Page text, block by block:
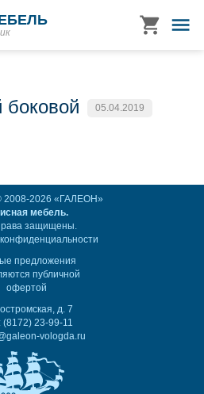
боковой 05.04.2019
2008-2026 «ГАЛЕОН»
мебель.
защищены.
предложения
публичной
офертой
д. 7
(8172) 23-99-11
vologda.ru